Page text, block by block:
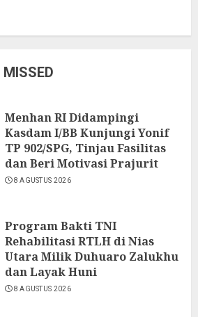
Menhan RI Didampingi
Kasdam I/BB Kunjungi Yonif
TP 902/SPG, Tinjau Fasilitas
dan Beri Motivasi Prajurit
8 AGUSTUS 2026
Program Bakti TNI
Rehabilitasi RTLH di Nias
Utara Milik Duhuaro Zalukhu
dan Layak Huni
8 AGUSTUS 2026